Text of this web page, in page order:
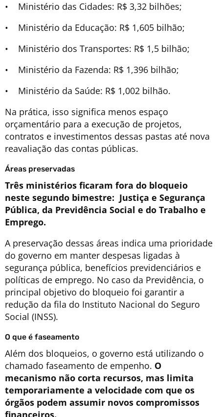
• Ministério das Cidades: R$ 3,32 bilhões;
• Ministério da Educação: R$ 1,605 bilhão;
• Ministério dos Transportes: R$ 1,5 bilhão;
• Ministério da Fazenda: R$ 1,396 bilhão;
• Ministério da Saúde: R$ 1,002 bilhão.
Na prática, isso significa menos espaço
orçamentário para a execução de projetos,
contratos e investimentos dessas pastas até nova
reavaliação das contas públicas.
Áreas preservadas
Três ministérios ficaram fora do bloqueio
neste segundo bimestre: Justiça e Segurança
Pública, da Previdência Social e do Trabalho e
Emprego.
A preservação dessas áreas indica uma prioridade
do governo em manter despesas ligadas à
segurança pública, benefícios previdenciários e
políticas de emprego. No caso da Previdência, o
principal objetivo do bloqueio foi garantir a
redução da fila do Instituto Nacional do Seguro
Social (INSS).
O que é faseamento
Além dos bloqueios, o governo está utilizando o
chamado faseamento de empenho. O
mecanismo não corta recursos, mas limita
temporariamente a velocidade com que os
órgãos podem assumir novos compromissos
financeiros.